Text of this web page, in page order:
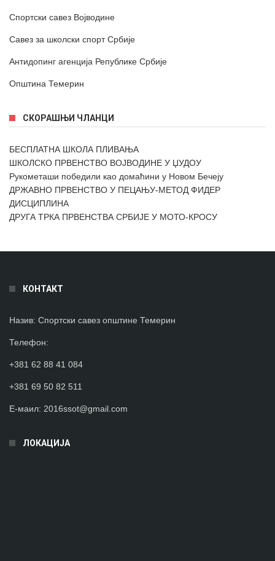
Спортски савез Војводине
Савез за школски спорт Србије
Антидопинг агенција Републике Србије
Општина Темерин
СКОРАШЊИ ЧЛАНЦИ
БЕСПЛАТНА ШКОЛА ПЛИВАЊА
ШКОЛСКО ПРВЕНСТВО ВОЈВОДИНЕ У ЏУДОУ
Рукометаши победили као домаћини у Новом Бечеју
ДРЖАВНО ПРВЕНСТВО У ПЕЦАЊУ-МЕТОД ФИДЕР
ДИСЦИПЛИНА
ДРУГА ТРКА ПРВЕНСТВА СРБИЈЕ У МОТО-КРОСУ
КОНТАКТ
Назив: Спортски савез општине Темерин
Телефон:
+381 62 88 41 084
+381 69 50 82 511
Е-маил: 2016ssot@gmail.com
ЛОКАЦИЈА